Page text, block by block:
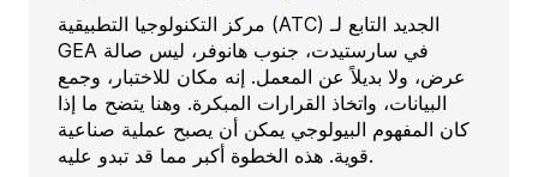
مركز التكنولوجيا التطبيقية (ATC) الجديد التابع لـ
GEA في سارستيدت، جنوب هانوفر، ليس صالة
عرض، ولا بديلاً عن المعمل. إنه مكان للاختبار، وجمع
البيانات، واتخاذ القرارات المبكرة. وهنا يتضح ما إذا
كان المفهوم البيولوجي يمكن أن يصبح عملية صناعية
قوية. هذه الخطوة أكبر مما قد تبدو عليه.